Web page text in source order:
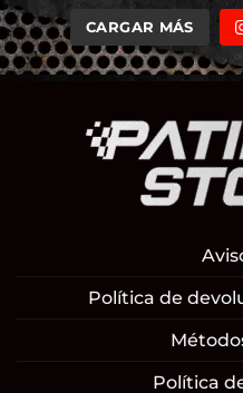
CARGAR MÁS
Política de
Política